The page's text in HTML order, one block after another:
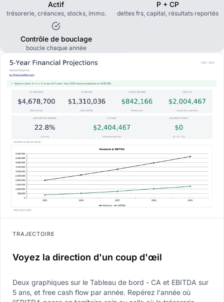
Actif
trésorerie, créances, stocks, immo.
P + CP
dettes frs, capital, résultats reportés
Contrôle de bouclage
boucle chaque année
TRAJECTOIRE
Voyez la direction d'un coup d'œil
Deux graphiques sur le Tableau de bord - CA et EBITDA sur
5 ans, et free cash flow par année. Repérez l'année où